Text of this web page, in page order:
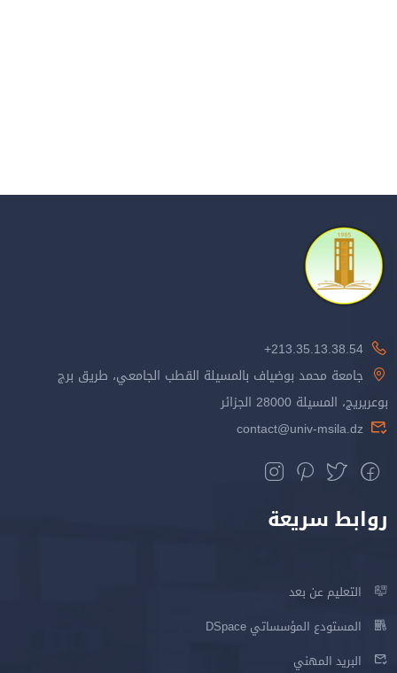
213.35.13.38.54+
جامعة محمد بوضياف بالمسيلة القطب الجامعي، طريق برج
بوعريريج، المسيلة 28000 الجزائر
contact@univ-msila.dz
روابط سريعة
التعليم عن بعد
المستودع المؤسساتي DSpace
البريد المهني